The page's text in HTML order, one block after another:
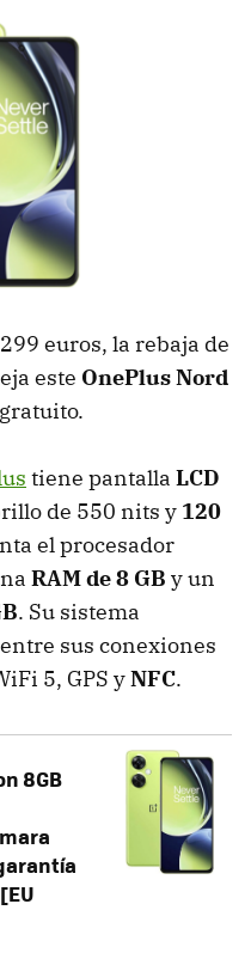
euros, la rebaja de
este OnePlus Nord
tiene pantalla LCD
de 550 nits y 120
el procesador
RAM de 8 GB y un
. Su sistema
sus conexiones
5, GPS yNFC.
8GB